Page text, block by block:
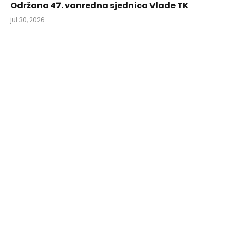
Održana 47. vanredna sjednica Vlade TK
jul 30, 2026